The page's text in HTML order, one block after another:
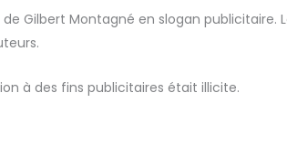
de Gilbert Montagné en slogan
à des fins publicitaires était illicite.